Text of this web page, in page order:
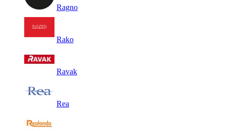
Ragno
Rako
Ravak
Rea